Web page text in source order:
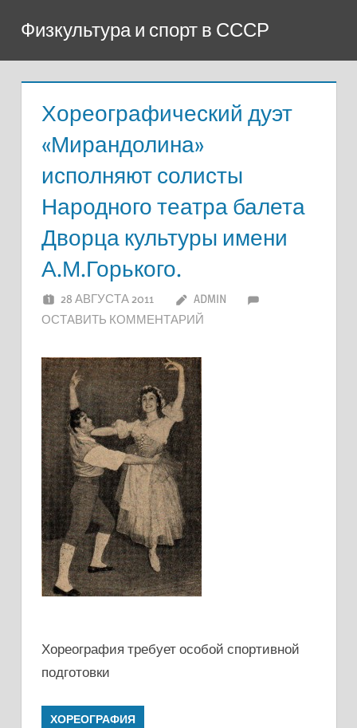
содержимому
Физкультура и спорт в СССР
Хореографический дуэт
«Мирандолина»
исполняют солисты
Народного театра балета
Дворца культуры имени
А.М.Горького.
28 АВГУСТА 2011
ADMIN
ОСТАВИТЬ КОММЕНТАРИЙ
Хореография требует особой спортивной
подготовки
ХОРЕОГРАФИЯ